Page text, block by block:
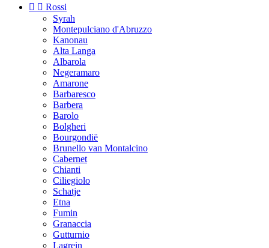
  Rossi
Syrah
Montepulciano d'Abruzzo
Kanonau
Alta Langa
Albarola
Negeramaro
Amarone
Barbaresco
Barbera
Barolo
Bolgheri
Bourgondië
Brunello van Montalcino
Cabernet
Chianti
Ciliegiolo
Schatje
Etna
Fumin
Granaccia
Gutturnio
Lagrein